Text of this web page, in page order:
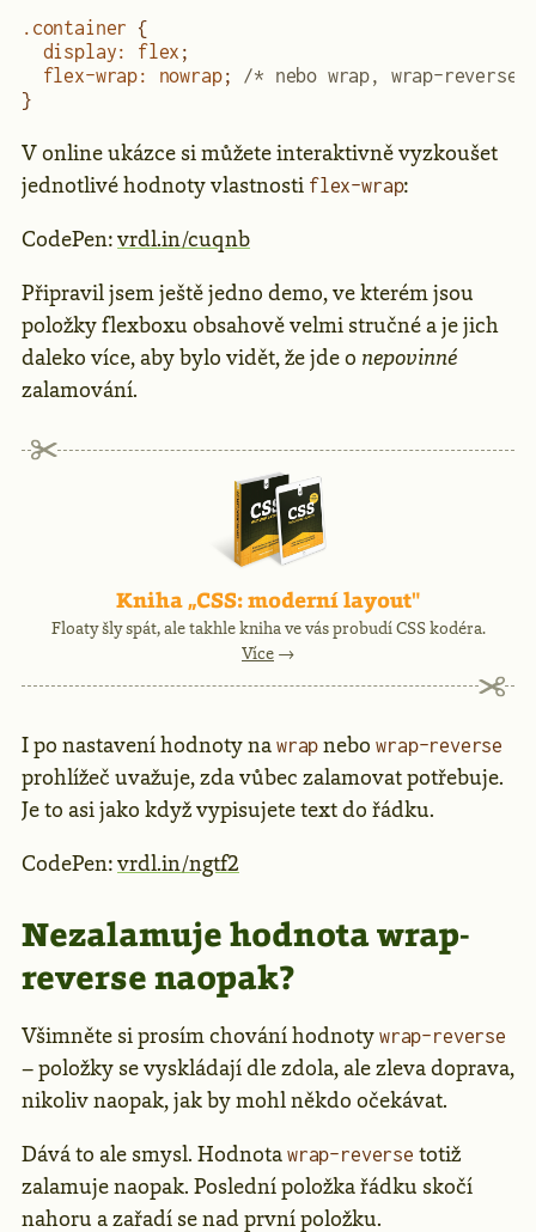
.container {
  display
: flex ;
  flex-wrap
: nowrap; /* nebo wrap, wrap-reverse
}
V online ukázce si můžete interaktivně vyzkoušet
jednotlivé hodnoty vlastnosti flex-wrap:
CodePen:vrdl.in/cuqnb
Připravil jsem ještě jedno demo, ve kterém jsou
položky flexboxu obsahově velmi stručné a je jich
daleko více, aby bylo vidět, že jde o nepovinné
zalamování.
Kniha „CSS: moderní layout"
Floaty šly spát, ale takhle kniha ve vás probudí CSS kodéra.
Více →
I po nastavení hodnoty na wrap nebowrap-reverse
prohlížeč uvažuje, zda vůbec zalamovat potřebuje.
Je to asi jako když vypisujete text do řádku.
CodePen:vrdl.in/ngtf2
Nezalamuje hodnota wrap-
reverse naopak?
Všimněte si prosím chování hodnoty wrap-reverse
– položky se vyskládají dle zdola, ale zleva doprava,
nikoliv naopak, jak by mohl někdo očekávat.
Dává to ale smysl. Hodnota wrap-reverse totiž
zalamuje naopak. Poslední položka řádku skočí
nahoru a zařadí se nad první položku.